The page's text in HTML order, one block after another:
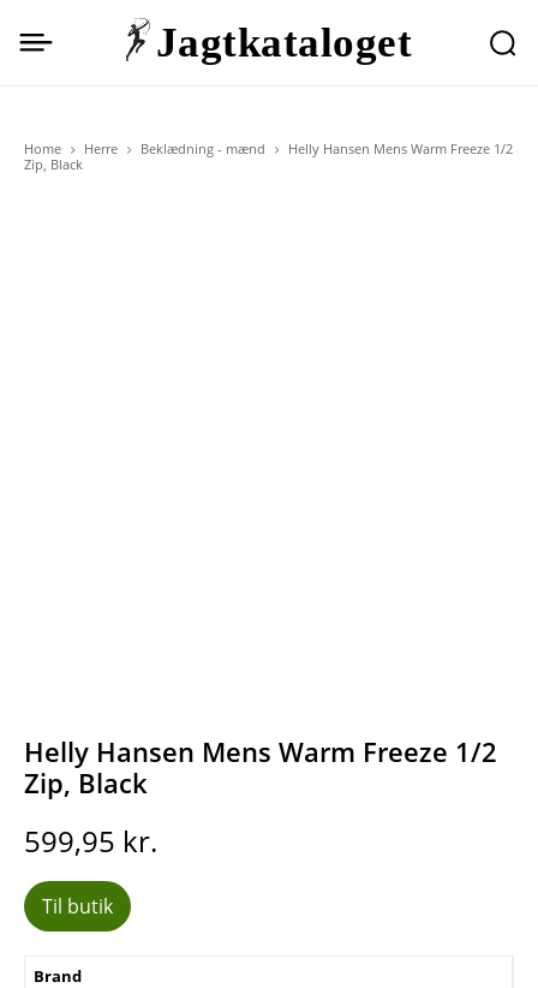
Jagtkataloget
Home Herre Beklædning - mænd
Helly Hansen Mens Warm Freeze 1/2
Zip, Black
Helly Hansen Mens Warm Freeze 1/2
Zip, Black
599,95 kr.
Til butik
Brand